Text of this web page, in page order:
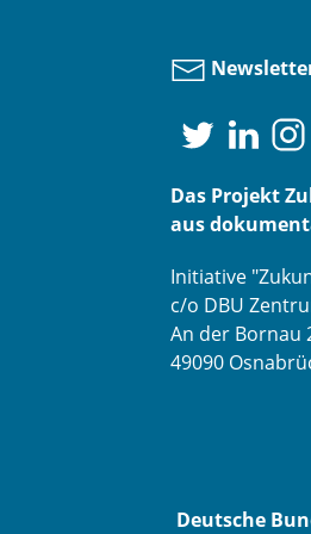
Das Projekt
aus
Initiative
c/o DBU
An der Bornau
49090
Deutsche